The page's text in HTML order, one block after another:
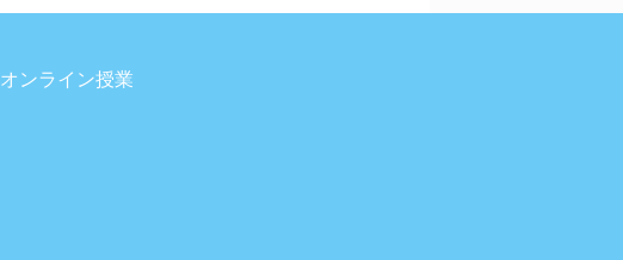
オンライン授業